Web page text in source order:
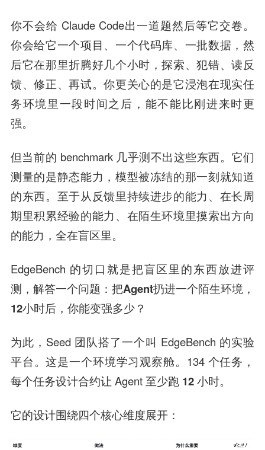
你不会给 Claude Code出一道题然后等它交卷。
你会给它一个项目、一个代码库、一批数据，然
后它在那里折腾好几个小时，探索、犯错、读反
馈、修正、再试。你更关心的是它浸泡在现实任
务环境里一段时间之后，能不能比刚进来时更
强。
但当前的 benchmark 几乎测不出这些东西。它们
测量的是静态能力， 模型被冻结的那一刻就知道
的东西。至于从反馈里持续进步的能力、在长周
期里积累经验的能力、在陌生环境里摸索出方向
的能力，全在盲区里。
EdgeBench 的切口就是把盲区里的东西放进评
测，解答一个问题： 把Agent扔进一个陌生环境，
12小时后，你能变强多少？
为此，Seed 团队搭了一个叫 EdgeBench 的实验
平台。这是一个环境学习观察舱。
134 个任务，
每个任务设计合约让 Agent至少跑 12 小时。
它的设计围绕四个核心维度展开：